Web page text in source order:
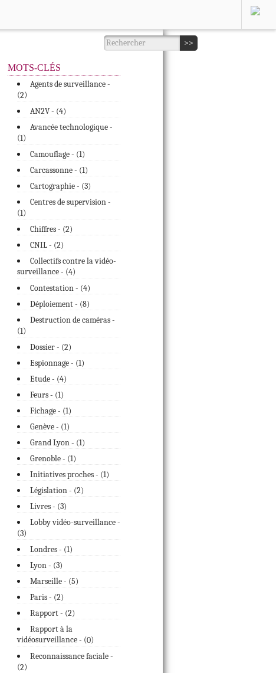
MOTS-CLÉS
Agents de surveillance -
(2)
AN2V - (4)
Avancée technologique -
(1)
Camouflage - (1)
Carcassonne - (1)
Cartographie - (3)
Centres de supervision -
(1)
Chiffres - (2)
CNIL - (2)
Collectifs contre la vidéo-
surveillance - (4)
Contestation - (4)
Déploiement - (8)
Destruction de caméras -
(1)
Dossier - (2)
Espionnage - (1)
Etude - (4)
Feurs - (1)
Fichage - (1)
Genève - (1)
Grand Lyon - (1)
Grenoble - (1)
Initiatives proches - (1)
Législation - (2)
Livres - (3)
Lobby vidéo-surveillance -
(3)
Londres - (1)
Lyon - (3)
Marseille - (5)
Paris - (2)
Rapport - (2)
Rapport à la
vidéosurveillance - (0)
Reconnaissance faciale -
(2)